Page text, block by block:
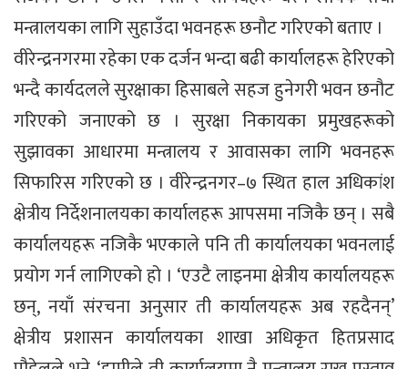
मन्त्रालयका लागि सुहाउँदा भवनहरू छनौट गरिएको बताए ।
वीरेन्द्रनगरमा रहेका एक दर्जन भन्दा बढी कार्यालहरू हेरिएको
भन्दै कार्यदलले सुरक्षाका हिसाबले सहज हुनेगरी भवन छनौट
गरिएको जनाएको छ । सुरक्षा निकायका प्रमुखहरूको
सुझावका आधारमा मन्त्रालय र आवासका लागि भवनहरू
सिफारिस गरिएको छ । वीरेन्द्रनगर–७ स्थित हाल अधिकांश
क्षेत्रीय निर्देशनालयका कार्यालहरू आपसमा नजिकै छन् । सबै
कार्यालयहरू नजिकै भएकाले पनि ती कार्यालयका भवनलाई
प्रयोग गर्न लागिएको हो । ‘एउटै लाइनमा क्षेत्रीय कार्यालयहरू
छन्, नयाँ संरचना अनुसार ती कार्यालयहरू अब रहदैनन्’
क्षेत्रीय प्रशासन कार्यालयका शाखा अधिकृत हितप्रसाद